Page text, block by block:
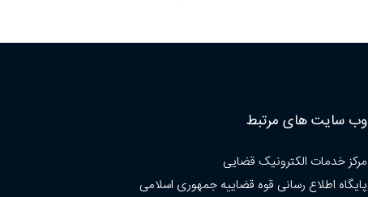
وب سایت های مرتبط
مرکز خدمات الکترونیک قضایی
پایگاه اطلاع رسانی قوه قضاییه جمهوری اسلامی